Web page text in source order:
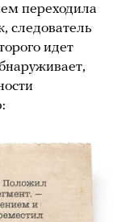
переходила
следователь
идет